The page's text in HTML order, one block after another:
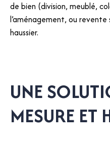
de bien (division, meublé,
l’aménagement, ou
haussier.
UNE
MESURE ET